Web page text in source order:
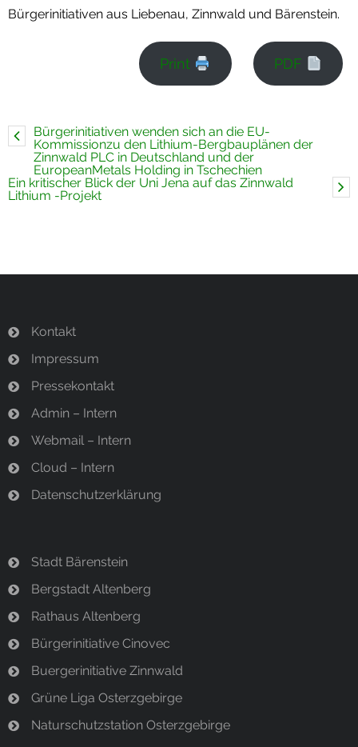
Bürgerinitiativen aus Liebenau, Zinnwald und Bärenstein.
Print PDF
Bürgerinitiativen wenden sich an die EU-
Kommissionzu den Lithium-Bergbauplänen der
Zinnwald PLC in Deutschland und der
EuropeanMetals Holding in Tschechien
Ein kritischer Blick der Uni Jena auf das Zinnwald
Lithium -Projekt
Kontakt
Impressum
Pressekontakt
Admin – Intern
Webmail – Intern
Cloud – Intern
Datenschutzerklärung
Stadt Bärenstein
Bergstadt Altenberg
Rathaus Altenberg
Bürgerinitiative Cinovec
Buergerinitiative Zinnwald
Grüne Liga Osterzgebirge
Naturschutzstation Osterzgebirge